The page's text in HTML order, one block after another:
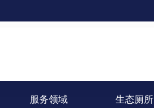
服务领域 生态厕所